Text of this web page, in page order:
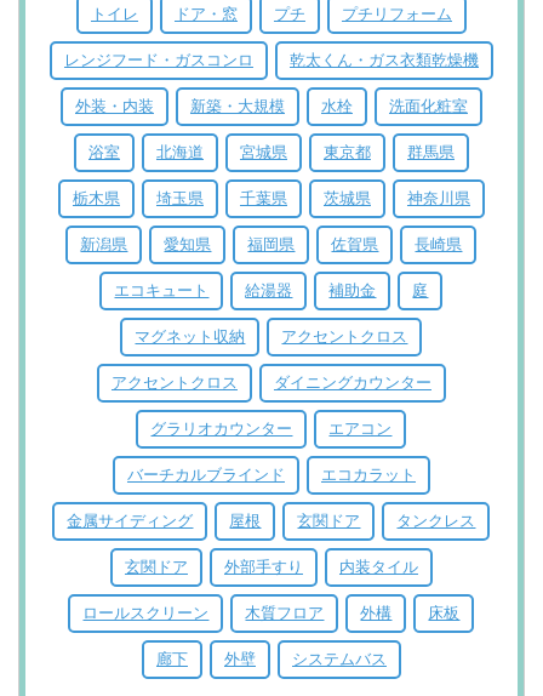
トイレ ドア・窓 プチ プチリフォーム
レンジフード・ガスコンロ 乾太くん・ガス衣類乾燥機
外装・内装 新築・大規模 水栓 洗面化粧室
浴室 北海道 宮城県 東京都 群馬県
栃木県 埼玉県 千葉県 茨城県 神奈川県
新潟県 愛知県 福岡県 佐賀県 長崎県
エコキュート 給湯器 補助金 庭
マグネット収納 アクセントクロス
アクセントクロス ダイニングカウンター
グラリオカウンター エアコン
バーチカルブラインド エコカラット
金属サイディング 屋根 玄関ドア タンクレス
玄関ドア 外部手すり 内装タイル
ロールスクリーン 木質フロア 外構 床板
廊下 外壁 システムバス